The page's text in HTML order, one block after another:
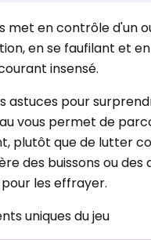
met en contrôle d'un
en se faufilant et
insensé.
astuces pour
vous permet de
plutôt que de lutter
des buissons ou
les effrayer.
uniques du jeu